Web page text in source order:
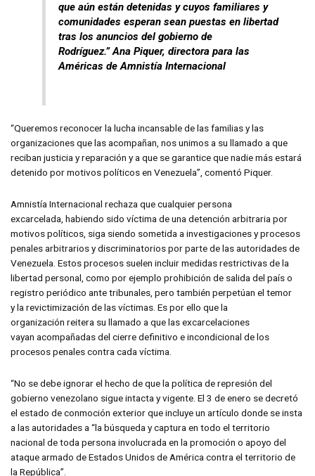
que aún están detenidas y cuyos familiares y
comunidades esperan sean puestas en libertad
tras los anuncios del gobierno de
Rodríguez.” Ana Piquer, directora para las
Américas de Amnistía Internacional
“Queremos reconocer la lucha incansable de las familias y las
organizaciones que las acompañan, nos unimos a su llamado a que
reciban justicia y reparación y a que se garantice que nadie más estará
detenido por motivos políticos en Venezuela”, comentó Piquer.
Amnistía Internacional rechaza que cualquier persona
excarcelada, habiendo sido víctima de una detención arbitraria por
motivos políticos, siga siendo sometida a investigaciones y procesos
penales arbitrarios y discriminatorios por parte de las autoridades de
Venezuela. Estos procesos suelen incluir medidas restrictivas de la
libertad personal, como por ejemplo prohibición de salida del país o
registro periódico ante tribunales, pero también perpetúan el temor
y la revictimización de las víctimas. Es por ello que la
organización reitera su llamado a que las excarcelaciones
vayan acompañadas del cierre definitivo e incondicional de los
procesos penales contra cada víctima.
“No se debe ignorar el hecho de que la política de represión del
gobierno venezolano sigue intacta y vigente. El 3 de enero se decretó
el estado de conmoción exterior que incluye un artículo donde se insta
a las autoridades a “la búsqueda y captura en todo el territorio
nacional de toda persona involucrada en la promoción o apoyo del
ataque armado de Estados Unidos de América contra el territorio de
la República”.